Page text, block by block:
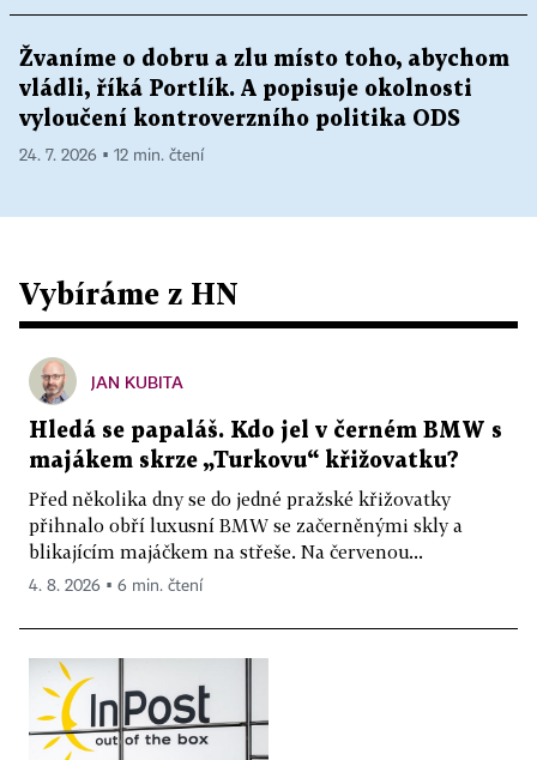
Žvaníme o dobru a zlu místo toho, abychom
vládli, říká Portlík. A popisuje okolnosti
vyloučení kontroverzního politika ODS
24. 7. 2026 ▪ 12 min. čtení
Vybíráme z HN
JAN KUBITA
Hledá se papaláš. Kdo jel v černém BMW s
majákem skrze „Turkovu“ křižovatku?
Před několika dny se do jedné pražské křižovatky
přihnalo obří luxusní BMW se začerněnými skly a
blikajícím majáčkem na střeše. Na červenou...
4. 8. 2026 ▪ 6 min. čtení